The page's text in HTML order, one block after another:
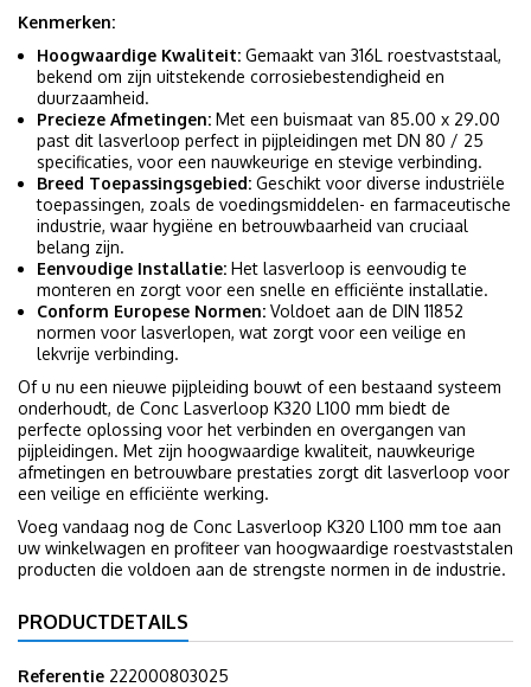
Kenmerken:
Hoogwaardige Kwaliteit: Gemaakt van 316L roestvaststaal,
bekend om zijn uitstekende corrosiebestendigheid en
duurzaamheid.
Precieze Afmetingen: Met een buismaat van 85.00 x 29.00
past dit lasverloop perfect in pijpleidingen met DN 80 / 25
specificaties, voor een nauwkeurige en stevige verbinding.
Breed Toepassingsgebied: Geschikt voor diverse industriële
toepassingen, zoals de voedingsmiddelen- en farmaceutische
industrie, waar hygiëne en betrouwbaarheid van cruciaal
belang zijn.
Eenvoudige Installatie: Het lasverloop is eenvoudig te
monteren en zorgt voor een snelle en efficiënte installatie.
Conform Europese Normen: Voldoet aan de DIN 11852
normen voor lasverlopen, wat zorgt voor een veilige en
lekvrije verbinding.
Of u nu een nieuwe pijpleiding bouwt of een bestaand systeem
onderhoudt, de Conc Lasverloop K320 L100 mm biedt de
perfecte oplossing voor het verbinden en overgangen van
pijpleidingen. Met zijn hoogwaardige kwaliteit, nauwkeurige
afmetingen en betrouwbare prestaties zorgt dit lasverloop voor
een veilige en efficiënte werking.
Voeg vandaag nog de Conc Lasverloop K320 L100 mm toe aan
uw winkelwagen en profiteer van hoogwaardige roestvaststalen
producten die voldoen aan de strengste normen in de industrie.
PRODUCTDETAILS
Referentie 222000803025